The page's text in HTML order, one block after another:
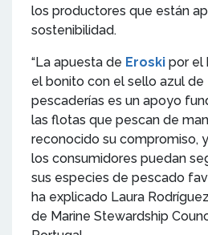
los productores que están
sostenibilidad.
“La apuesta de Eroski por el
el bonito con el sello azul de
pescaderías es un apoyo
las flotas que pescan de
reconocido su compromiso,
los consumidores puedan
sus especies de pescado
ha explicado Laura
de Marine Stewardship